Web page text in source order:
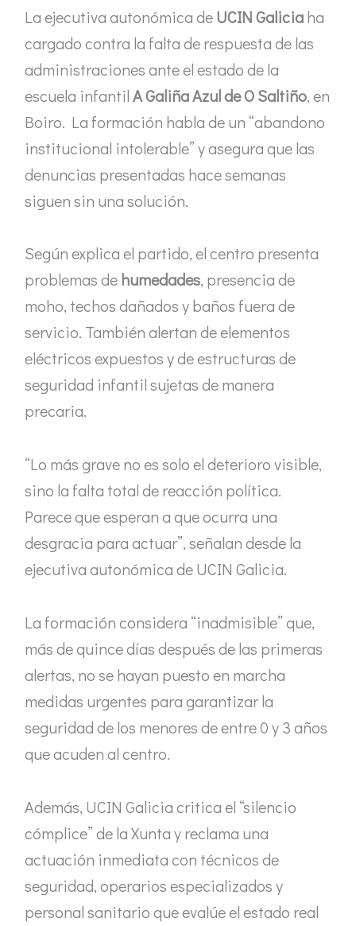
La ejecutiva autonómica deUCIN Galiciaha
cargado contra la falta de respuesta de las
administraciones ante el estado de la
escuela infantilA Galiña Azul de O Saltiño, en
Boiro. La formación habla de un “abandono
institucional intolerable” y asegura que las
denuncias presentadas hace semanas
siguen sin una solución.
Según explica el partido, el centro presenta
problemas dehumedades, presencia de
moho, techos dañados y baños fuera de
servicio. También alertan de elementos
eléctricos expuestos y de estructuras de
seguridad infantil sujetas de manera
precaria.
“Lo más grave no es solo el deterioro visible,
sino la falta total de reacción política.
Parece que esperan a que ocurra una
desgracia para actuar”, señalan desde la
ejecutiva autonómica de UCIN Galicia.
La formación considera “inadmisible” que,
más de quince días después de las primeras
alertas, no se hayan puesto en marcha
medidas urgentes para garantizar la
seguridad de los menores de entre 0 y 3 años
que acuden al centro.
Además, UCIN Galicia critica el “silencio
cómplice” de la Xunta y reclama una
actuación inmediata con técnicos de
seguridad, operarios especializados y
personal sanitario que evalúe el estado real